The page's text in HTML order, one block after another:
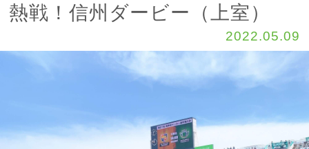
熱戦！信州ダービー（上室）
2022.05.09